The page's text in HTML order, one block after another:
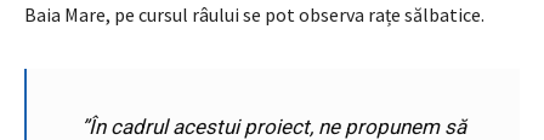
Baia Mare, pe cursul râului se pot observa rațe sălbatice.
”În cadrul acestui proiect, ne propunem să